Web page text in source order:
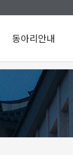
동아리안내
동아리안내